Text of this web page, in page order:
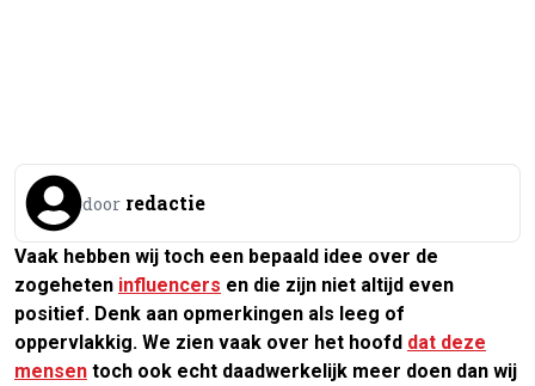
door redactie
Vaak hebben wij toch een bepaald idee over de
zogeheten influencers en die zijn niet altijd even
positief. Denk aan opmerkingen als leeg of
oppervlakkig. We zien vaak over het hoofd dat deze
mensen toch ook echt daadwerkelijk meer doen dan wij